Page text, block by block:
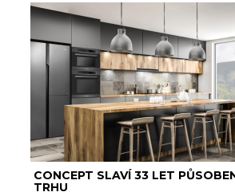
CONCEPT SLAVÍ 33 LET
TRHU